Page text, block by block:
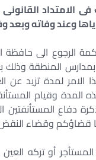
الامتداد
وعند وفاته وبعد
بمدارس المنطقة
الامر لمدة تزيد
وقيام
قضاؤكم وقضاء